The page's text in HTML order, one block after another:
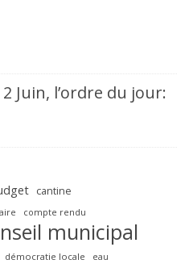
Juin, l’ordre du jour:
cantine
compte rendu
municipal
démocratie locale eau